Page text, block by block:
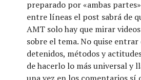
preparado por «ambas
entre líneas el post sabrá de
AMT solo hay que mirar
sobre el tema. No quise
detenidos, métodos y
de hacerlo lo más universal y